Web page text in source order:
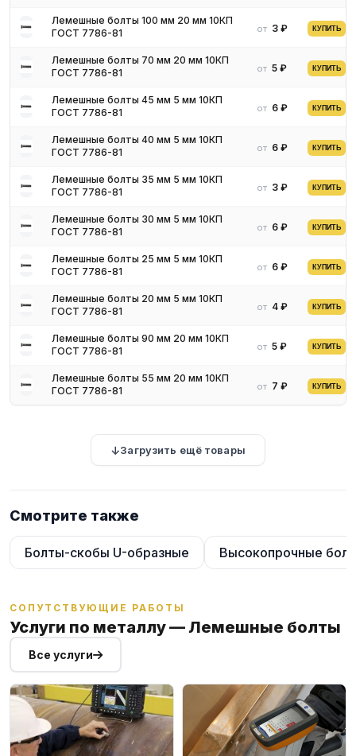
обладающего квадратным сечением. У стержня метрическая
резьба. Чтобы изделие не прокручивалось при монтаже,
имеется квадратный подголовник.
документы
Болты лемешные выпускаются в соответствии с ГОСТ 7786-81.
диаметр - от 5 до 20 мм.
крепления навесного оснащения на сельскохозяйственные
транспортные средства. Он помогает крепить плуги. также они
зубьев экскаваторных ковшей. Любой тип навесного
крепежа.
Помимо этого, лемешный болт используются в
машиностроении, при выпуске мебели. Они позволяют
фиксировать металлические или деревянные
детали, устанавливать молотилки, бороны, косилки и прочие
сохранить эстетические характеристики поверхности и
гарантировать отсутствие цепляющих элементов.
Лемешные болты 100 мм 20 мм 10КП
ГОСТ 7786-81
от 3 ₽ КУПИТЬ
Лемешные болты 70 мм 20 мм 10КП
ГОСТ 7786-81
от 5 ₽ КУПИТЬ
Лемешные болты 45 мм 5 мм 10КП
ГОСТ 7786-81
от 6 ₽ КУПИТЬ
Лемешные болты 40 мм 5 мм 10КП
ГОСТ 7786-81
от 6 ₽ КУПИТЬ
Лемешные болты 35 мм 5 мм 10КП
ГОСТ 7786-81
от 3 ₽ КУПИТЬ
Лемешные болты 30 мм 5 мм 10КП
ГОСТ 7786-81
от 6 ₽ КУПИТЬ
Лемешные болты 25 мм 5 мм 10КП
ГОСТ 7786-81
от 6 ₽ КУПИТЬ
Лемешные болты 20 мм 5 мм 10КП
ГОСТ 7786-81
от 4 ₽ КУПИТЬ
Лемешные болты 90 мм 20 мм 10КП
ГОСТ 7786-81
от 5 ₽ КУПИТЬ
Лемешные болты 55 мм 20 мм 10КП
ГОСТ 7786-81
от 7 ₽ КУПИТЬ
Загрузить ещё товары
Смотрите также
Болты-скобы U-образные Высокопрочные
СОПУТСТВУЮЩИЕ РАБОТЫ
Услуги по металлу — Лемешные болты
Все услуги